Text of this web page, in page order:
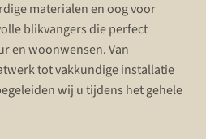
materialen en oog voor
blikvangers die perfect
en woonwensen. Van
tot vakkundige installatie
wij u tijdens het gehele